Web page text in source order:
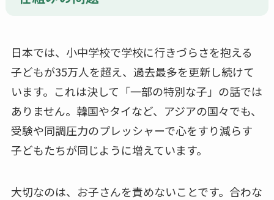
日本では、小中学校で学校に行きづらさを抱える
子どもが35万人を超え、過去最多を更新し続けて
います。これは決して「一部の特別な子」の話では
ありません。韓国やタイなど、アジアの国々でも、
受験や同調圧力のプレッシャーで心をすり減らす
子どもたちが同じように増えています。
大切なのは、お子さんを責めないことです。合わな